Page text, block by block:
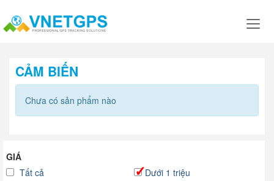
CẢM BIẾN
Chưa có sản phẩm nào
GIÁ
Tất cả
Dưới 1 triệu